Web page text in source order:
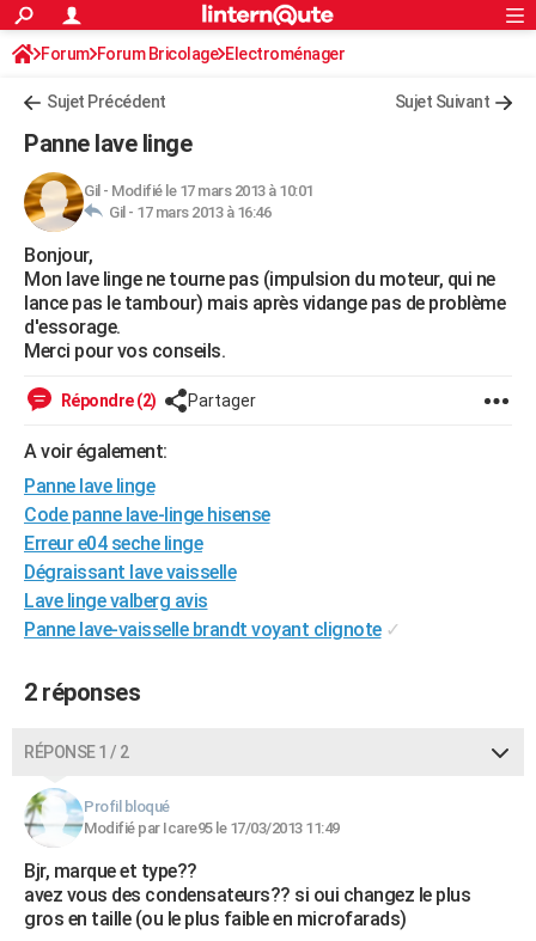
ACTUALITÉS
Politique
Société
Faits Divers
Education
Monde
Villes
+
FINANCE
Retraite
Impôts
Epargne
Immobilier
Risques naturels par ville
Banque
Assurance
Crédit
AUTO
Essais
Réserver un essai
Citadines
Berlines
SUV
Forum auto
+HIGH-TECH
Mobiles
Meilleur smartphone
Internet
Ordinateurs
Jeux vidéo
Guide high-tech
+BRICOLAGE
Forum
Aménagement intérieur
Extérieur
Cuisine
Salle de bains
Jardinage
Rangement
Guides de France
Escapades
Patrimoine
Expositions
Musées
Week-end nature
Art de vivre
Bien-être
Loisirs
Mode
Modes de vie
Alimentation
Guide de la santé
Maladies
Médicaments
Sommeil
VOYAGE
PHOTO
GUIDES D'ACHAT
CARTE DE VOEUX
Carte de Noël
Carte Bonne année
Carte Saint-Valentin
Carte Pâques
Carte d'anniversaire
DICTIONNAIRE
Dictionnaire
Biographies
Citations
Expressions
Proverbes
PROGRAMME TV
S'inscrire
Se connecter
Lycées
Collèges
Primaires
Universités
Entreprises
Service militaire
Avis de recherche
AVIS DE DÉCÈS
S'inscrire
Connexion
Forum Forum Bricolage Electroménager
Sujet Précédent Sujet Suivant
Panne lave linge
Gil - Modifié le 17 mars 2013 à 10:01
Gil - 17 mars 2013 à 16:46
Bonjour,
Mon lave linge ne tourne pas (impulsion du moteur, qui ne
lance pas le tambour) mais après vidange pas de problème
d'essorage.
Merci pour vos conseils.
Répondre (2) Partager
A voir également:
Panne lave linge
Code panne lave-linge hisense
Erreur e04 seche linge
Dégraissant lave vaisselle
Lave linge valberg avis
Panne lave-vaisselle brandt voyant clignote ✓
2 réponses
RÉPONSE 1 / 2
Profil bloqué
Modifié par Icare95 le 17/03/2013 11:49
Bjr, marque et type??
avez vous des condensateurs?? si oui changez le plus
gros en taille (ou le plus faible en microfarads)